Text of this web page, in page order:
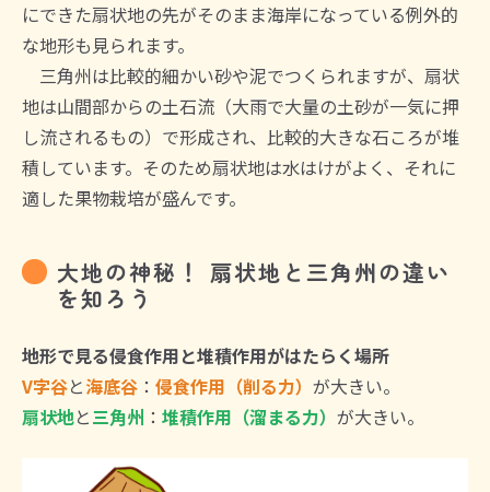
にできた扇状地の先がそのまま海岸になっている例外的
な地形も見られます。
三角州は比較的細かい砂や泥でつくられますが、扇状
地は山間部からの土石流（大雨で大量の土砂が一気に押
し流されるもの）で形成され、比較的大きな石ころが堆
積しています。そのため扇状地は水はけがよく、それに
適した果物栽培が盛んです。
大地の神秘！ 扇状地と三角州の違い
を知ろう
地形で見る侵食作用と堆積作用がはたらく場所
V字谷と海底谷 ： 侵食作用（削る力） が大きい。
扇状地と三角州 ： 堆積作用（溜まる力） が大きい。